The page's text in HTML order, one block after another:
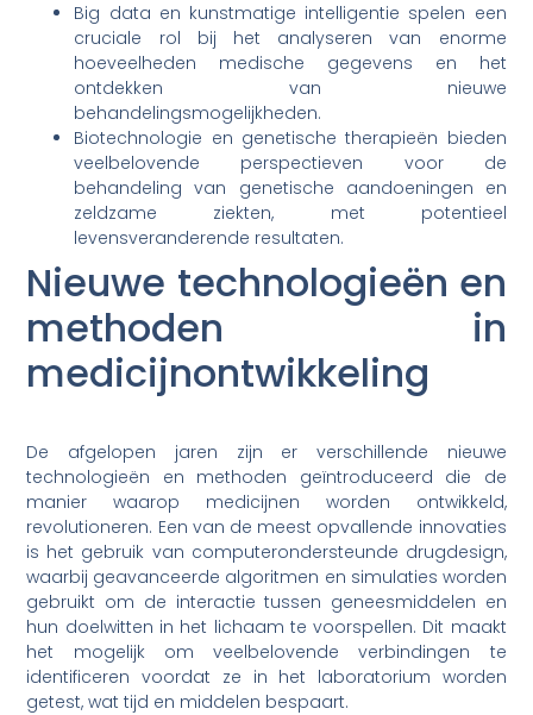
Big data en kunstmatige intelligentie spelen een
cruciale rol bij het analyseren van enorme
hoeveelheden medische gegevens en het
ontdekken van nieuwe
behandelingsmogelijkheden.
Biotechnologie en genetische therapieën bieden
veelbelovende perspectieven voor de
behandeling van genetische aandoeningen en
zeldzame ziekten, met potentieel
levensveranderende resultaten.
Nieuwe technologieën en
methoden in
medicijnontwikkeling
De afgelopen jaren zijn er verschillende nieuwe
technologieën en methoden geïntroduceerd die de
manier waarop medicijnen worden ontwikkeld,
revolutioneren. Een van de meest opvallende innovaties
is het gebruik van computerondersteunde drugdesign,
waarbij geavanceerde algoritmen en simulaties worden
gebruikt om de interactie tussen geneesmiddelen en
hun doelwitten in het lichaam te voorspellen. Dit maakt
het mogelijk om veelbelovende verbindingen te
identificeren voordat ze in het laboratorium worden
getest, wat tijd en middelen bespaart.